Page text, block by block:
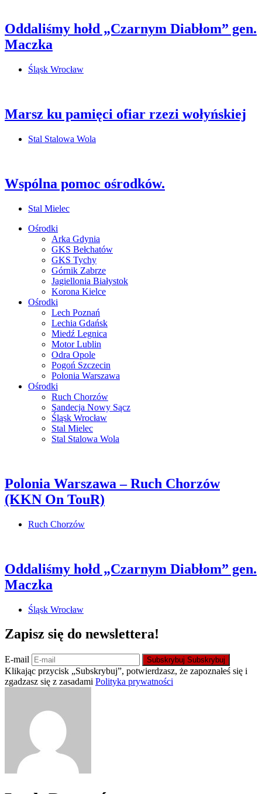
Oddaliśmy hołd „Czarnym Diabłom” gen.
Maczka
Śląsk Wrocław
Marsz ku pamięci ofiar rzezi wołyńskiej
Stal Stalowa Wola
Wspólna pomoc ośrodków.
Stal Mielec
Ośrodki
Arka Gdynia
GKS Bełchatów
GKS Tychy
Górnik Zabrze
Jagiellonia Białystok
Korona Kielce
Ośrodki
Lech Poznań
Lechia Gdańsk
Miedź Legnica
Motor Lublin
Odra Opole
Pogoń Szczecin
Polonia Warszawa
Ośrodki
Ruch Chorzów
Sandecja Nowy Sącz
Śląsk Wrocław
Stal Mielec
Stal Stalowa Wola
Polonia Warszawa – Ruch Chorzów
(KKN On TouR)
Ruch Chorzów
Oddaliśmy hołd „Czarnym Diabłom” gen.
Maczka
Śląsk Wrocław
Zapisz się do newslettera!
E-mail Subskrybuj Subskrybuj
Klikając przycisk „Subskrybuj”, potwierdzasz, że zapoznałeś się i
zgadzasz się z zasadami Polityka prywatności